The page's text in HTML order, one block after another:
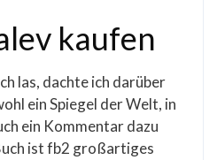
kaufen
las, dachte ich darüber
ein Spiegel der Welt, in
ein Kommentar dazu
ist fb2 großartiges